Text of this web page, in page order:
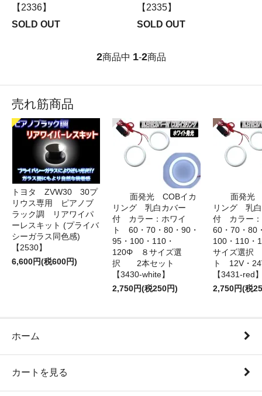
【2336】
SOLD OUT
【2335】
SOLD OUT
2商品中 1-2商品
売れ筋商品
トヨタ ZVW30 30プ
リウス専用 ピアノブ
ラック調 リアワイパ
ーレスキット (プライバ
シーガラス同色感)
【2530】
6,600円(税600円)
面発光 COBイカ
リング 乳白カバー
付 カラー：ホワイ
ト 60・70・80・90・
95・100・110・
120Φ ８サイズ選
択 2本セット
【3430-white】
2,750円(税250円)
面発光
リング 乳
付 カラー
60・70・80
100・110
サイズ選
ト 12V・
【3431-red
2,750円(税
ホーム
カートを見る